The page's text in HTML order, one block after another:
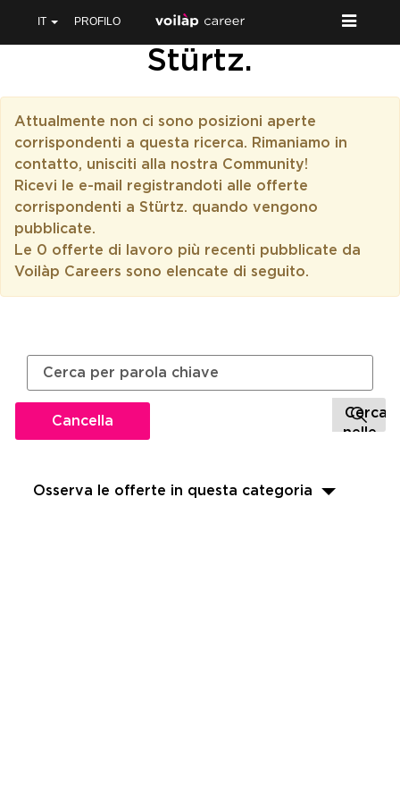
IT PROFILO
Stürtz.
Attualmente non ci sono posizioni aperte
corrispondenti a questa ricerca. Rimaniamo in
contatto, unisciti alla nostra Community!
Ricevi le e-mail registrandoti alle offerte
corrispondenti a Stürtz. quando vengono
pubblicate.
Le 0 offerte di lavoro più recenti pubblicate da
Voilàp Careers sono elencate di seguito.
Cancella
Osserva le offerte in questa categoria